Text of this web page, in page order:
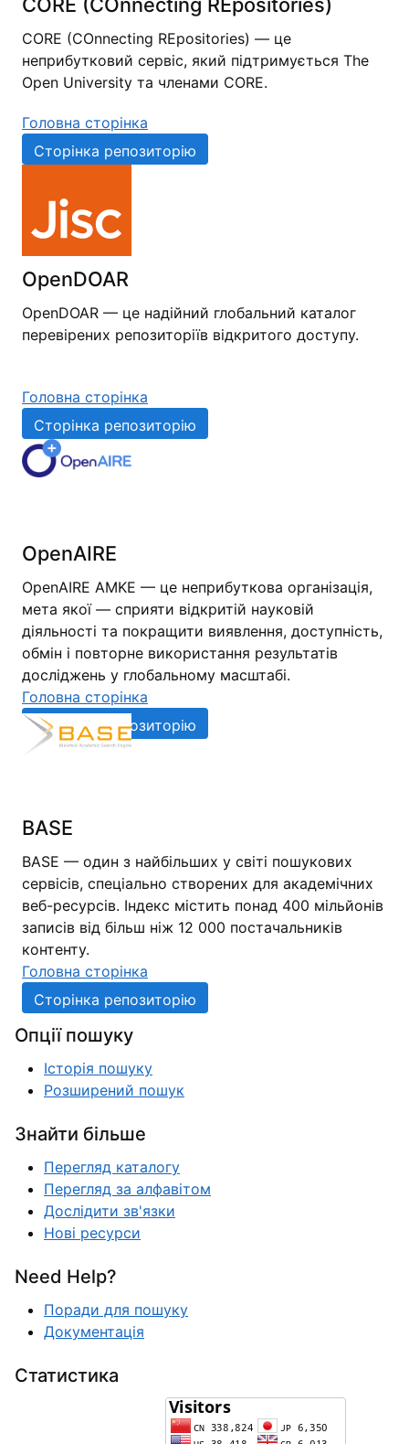
CORE (COnnecting REpositories) — це
неприбутковий сервіс, який підтримується The
Open University та членами CORE.
Головна сторінка
Сторінка репозиторію
OpenDOAR
OpenDOAR — це надійний глобальний каталог
перевірених репозиторіїв відкритого доступу.
Головна сторінка
Сторінка репозиторію
OpenAIRE
OpenAIRE AMKE — це неприбуткова організація,
мета якої — сприяти відкритій науковій
діяльності та покращити виявлення, доступність,
обмін і повторне використання результатів
досліджень у глобальному масштабі.
Головна сторінка
Сторінка репозиторію
BASE
BASE — один з найбільших у світі пошукових
сервісів, спеціально створених для академічних
веб-ресурсів. Індекс містить понад 400 мільйонів
записів від більш ніж 12 000 постачальників
контенту.
Головна сторінка
Сторінка репозиторію
Опції пошуку
Історія пошуку
Розширений пошук
Знайти більше
Перегляд каталогу
Перегляд за алфавітом
Дослідити зв'язки
Нові ресурси
Need Help?
Поради для пошуку
Документація
Статистика